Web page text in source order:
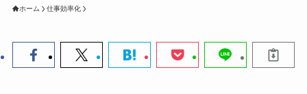
ホーム 仕事効率化